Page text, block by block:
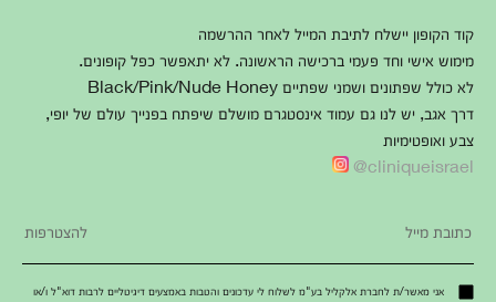
קוד הקופון יישלח לתיבת המייל לאחר ההרשמה
מימוש אישי וחד פעמי ברכישה הראשונה. לא יתאפשר כפל קופונים.
לא כולל שפתונים ושמני שפתיים Black/Pink/Nude Honey
דרך אגב, יש לנו גם עמוד אינסטגרם מושלם שיפתח בפנייך עולם של יופי,
צבע ואופטימיות
cliniqueisrael@
אני מאשר/ת לחברת אלקליל בע"מ לשלוח לי עדכונים והטבות באמצעים דיגיטליים לרבות דוא"ל ו/או